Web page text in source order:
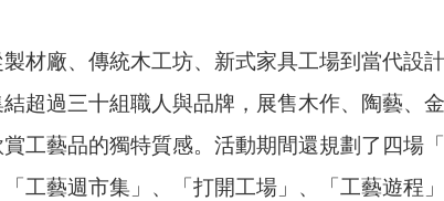
材廠、傳統木工坊、新式家具工場到當代設
超過三十組職人與品牌，展售木作、陶藝、
工藝品的獨特質感。活動期間還規劃了四場
工藝週市集」、「打開工場」、「工藝遊程